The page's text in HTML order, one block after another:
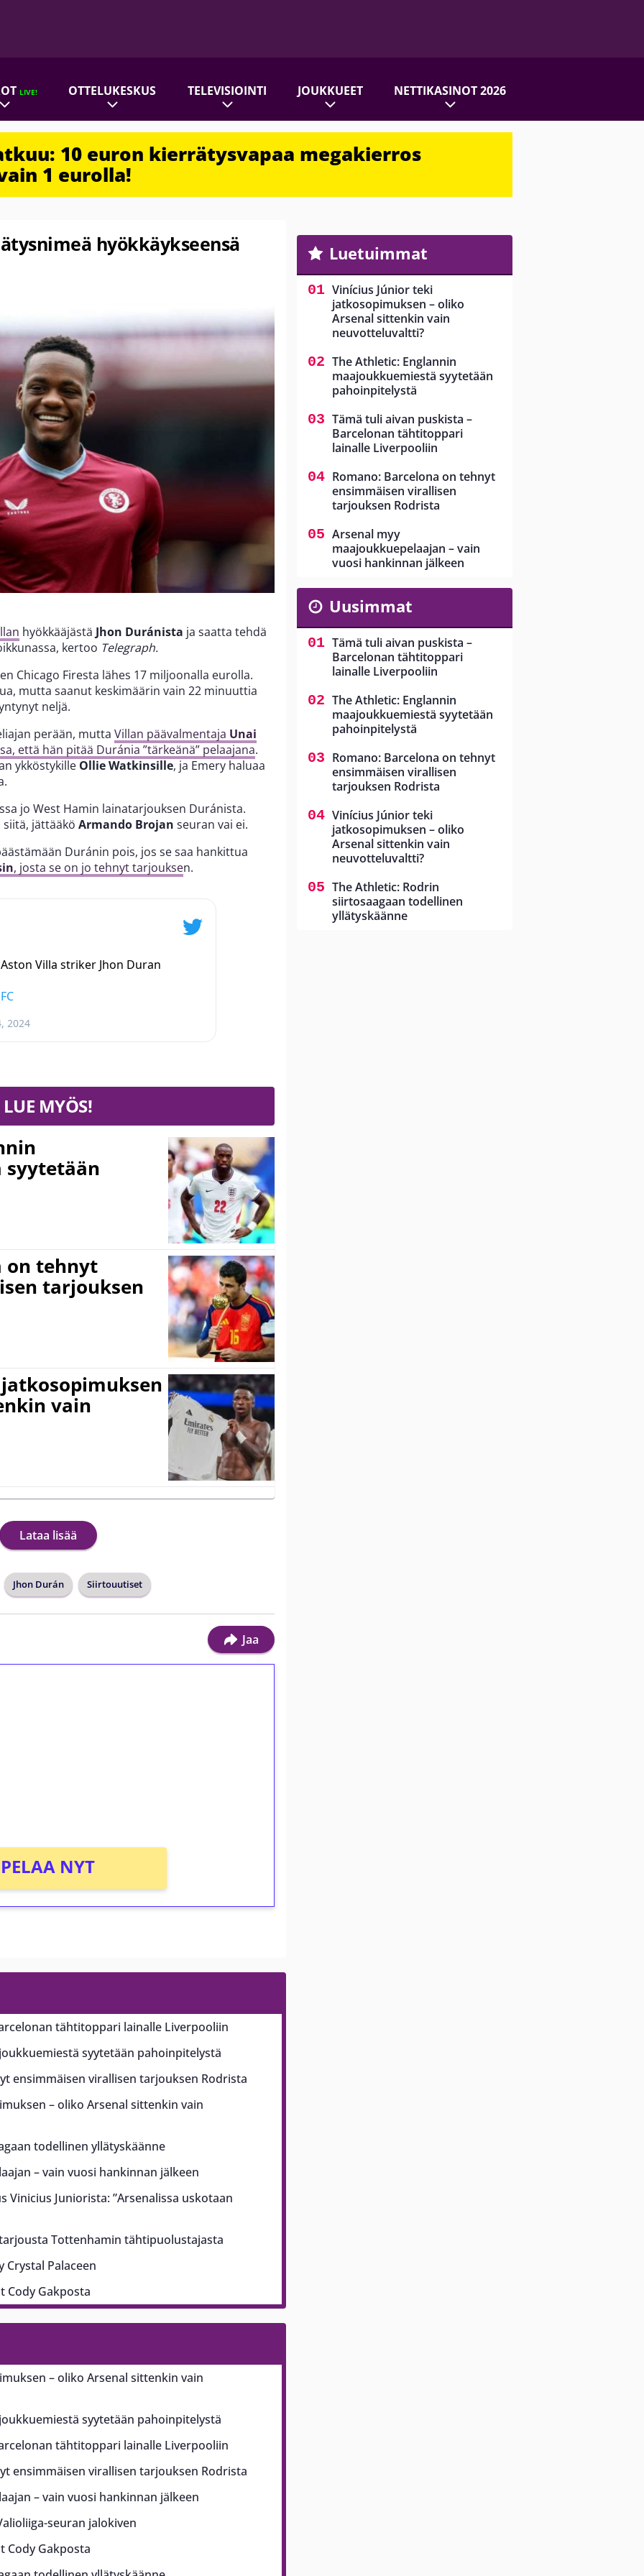
LIVE! OTTELUKESKUS TELEVISIOINTI JOUKKUEET NETTIKASINOT 2026
10 euron kierrätysvapaa megakierros
1 eurolla!
hyökkäykseensä
hyökkääjästä Jhon Duránista ja saatta tehdä
kertoo Telegraph.
Chicago Firesta lähes 17 miljoonalla eurolla.
mutta saanut keskimäärin vain 22 minuuttia
neljä.
perään, mutta Villan päävalmentaja Unai
että hän pitää Duránia ”tärkeänä” pelaajana.
ykköstykille Ollie Watkinsille, ja Emery haluaa
jo West Hamin lainatarjouksen Duránista.
jättääkö Armando Brojan seuran vai ei.
Duránin pois, jos se saa hankittua
, josta se on jo tehnyt tarjouksen.
Villa striker Jhon Duran
2024
LUE MYÖS!
syytetään
on tehnyt
tarjouksen
vain
Lataa lisää
Jhon Durán Siirtouutiset
Jaa
PELAA NYT
tähtitoppari lainalle Liverpooliin
syytetään pahoinpitelystä
ensimmäisen virallisen tarjouksen Rodrista
– oliko Arsenal sittenkin vain
todellinen yllätyskäänne
– vain vuosi hankinnan jälkeen
Vinicius Juniorista: ”Arsenalissa uskotaan
Tottenhamin tähtipuolustajasta
Crystal Palaceen
Cody Gakposta
– oliko Arsenal sittenkin vain
syytetään pahoinpitelystä
tähtitoppari lainalle Liverpooliin
ensimmäisen virallisen tarjouksen Rodrista
– vain vuosi hankinnan jälkeen
seuran jalokiven
Cody Gakposta
Luetuimmat
Vinícius Júnior teki
jatkosopimuksen – oliko
Arsenal sittenkin vain
neuvotteluvaltti?
The Athletic: Englannin
maajoukkuemiestä syytetään
pahoinpitelystä
Tämä tuli aivan puskista –
Barcelonan tähtitoppari
lainalle Liverpooliin
Romano: Barcelona on tehnyt
ensimmäisen virallisen
tarjouksen Rodrista
Arsenal myy
maajoukkuepelaajan – vain
vuosi hankinnan jälkeen
Uusimmat
Tämä tuli aivan puskista –
Barcelonan tähtitoppari
lainalle Liverpooliin
The Athletic: Englannin
maajoukkuemiestä syytetään
pahoinpitelystä
Romano: Barcelona on tehnyt
ensimmäisen virallisen
tarjouksen Rodrista
Vinícius Júnior teki
jatkosopimuksen – oliko
Arsenal sittenkin vain
neuvotteluvaltti?
The Athletic: Rodrin
siirtosaagaan todellinen
yllätyskäänne